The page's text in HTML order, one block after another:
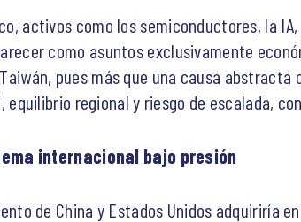
activos como los semiconductores, la
como asuntos exclusivamente
pues más que una causa
equilibrio regional y riesgo de escalada,
internacional bajo presión
de China y Estados Unidos adquiriría